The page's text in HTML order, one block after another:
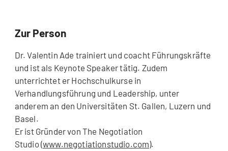
Zur Person
Dr. Valentin Ade trainiert und coacht Führungskräfte
und ist als Keynote Speaker tätig. Zudem
unterrichtet er Hochschulkurse in
Verhandlungsführung und Leadership, unter
anderem an den Universitäten St. Gallen, Luzern und
Basel.
Er ist Gründer von The Negotiation
Studio(www.negotiationstudio.com).